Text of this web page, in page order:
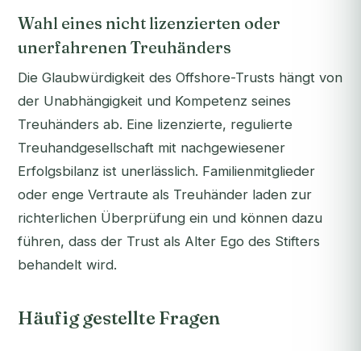
Wahl eines nicht lizenzierten oder
unerfahrenen Treuhänders
Die Glaubwürdigkeit des Offshore-Trusts hängt von
der Unabhängigkeit und Kompetenz seines
Treuhänders ab. Eine lizenzierte, regulierte
Treuhandgesellschaft mit nachgewiesener
Erfolgsbilanz ist unerlässlich. Familienmitglieder
oder enge Vertraute als Treuhänder laden zur
richterlichen Überprüfung ein und können dazu
führen, dass der Trust als Alter Ego des Stifters
behandelt wird.
Häufig gestellte Fragen